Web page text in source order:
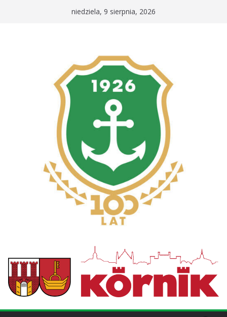
niedziela, 9 sierpnia, 2026